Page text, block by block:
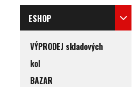
ESHOP
VÝPRODEJ skladových
kol
BAZAR